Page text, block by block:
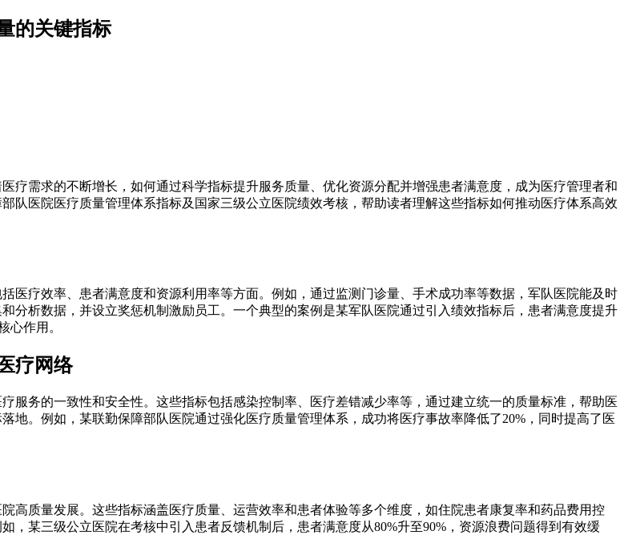
的关键指标
疗需求的不断增长，如何通过科学指标提升服务质量、优化资源分配并增强患者满意度，成为医疗管理者和
队医院医疗质量管理体系指标及国家三级公立医院绩效考核，帮助读者理解这些指标如何推动医疗体系高效
医疗效率、患者满意度和资源利用率等方面。例如，通过监测门诊量、手术成功率等数据，军队医院能及时
分析数据，并设立奖惩机制激励员工。一个典型的案例是某军队医院通过引入绩效指标后，患者满意度提升
心作用。
疗网络
服务的一致性和安全性。这些指标包括感染控制率、医疗差错减少率等，通过建立统一的质量标准，帮助医
地。例如，某联勤保障部队医院通过强化医疗质量管理体系，成功将医疗事故率降低了20%，同时提高了医
高质量发展。这些指标涵盖医疗质量、运营效率和患者体验等多个维度，如住院患者康复率和药品费用控
某三级公立医院在考核中引入患者反馈机制后，患者满意度从80%升至90%，资源浪费问题得到有效缓